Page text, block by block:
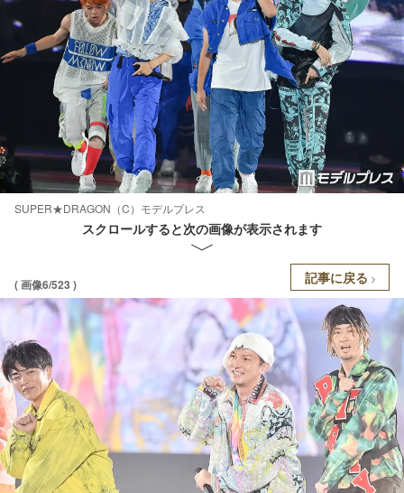
SUPER★DRAGON（C）モデルプレス
スクロールすると次の画像が表示されます
( 画像6/523 ) 記事に戻る